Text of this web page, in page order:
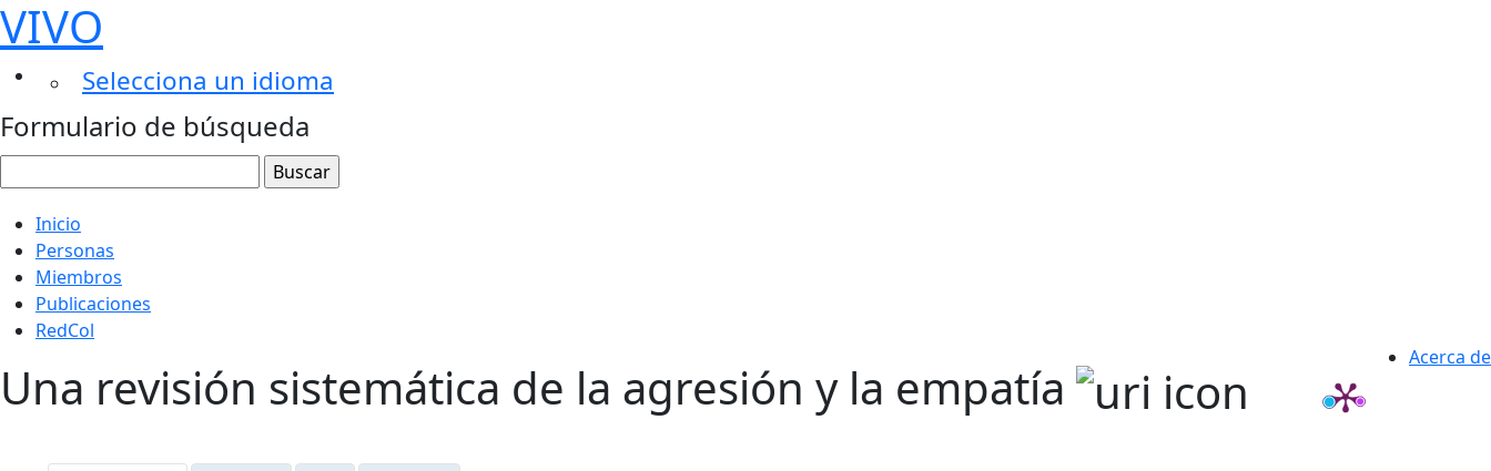
VIVO
Selecciona un idioma
Formulario de búsqueda
Inicio
Personas
Miembros
Publicaciones
RedCol
Acerca de
Una revisión sistemática de la agresión y la empatía